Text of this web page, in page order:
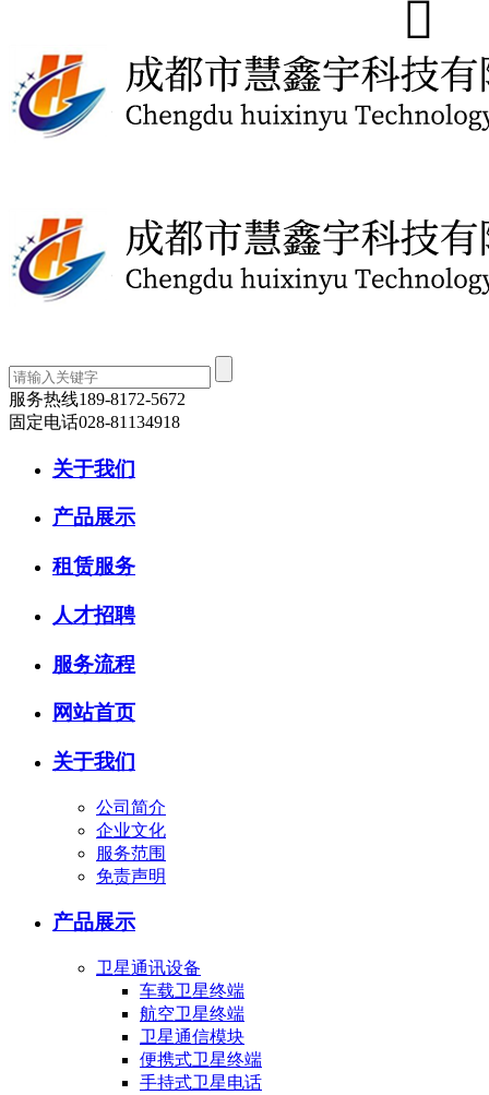
服务热线189-8172-5672
固定电话028-81134918
关于我们
产品展示
租赁服务
人才招聘
服务流程
网站首页
关于我们
公司简介
企业文化
服务范围
免责声明
产品展示
卫星通讯设备
车载卫星终端
航空卫星终端
卫星通信模块
便携式卫星终端
手持式卫星电话